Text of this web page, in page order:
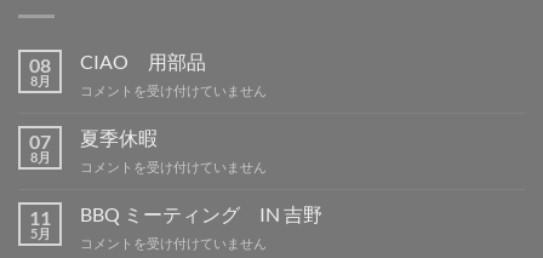
08
8月
CIAO 用部品
CIAO
部
品
は
コメントを受け付けていません
07
8月
夏季休暇
夏
休
は
コメントを受け付けていません
11
5月
BBQ ミーティング IN 吉野
BBQ
コメントを受け付けていません